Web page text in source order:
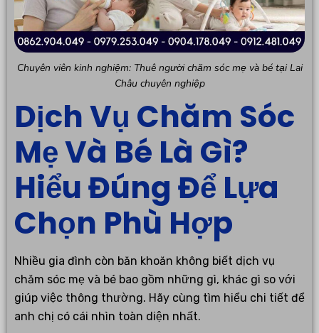
Chuyên viên kinh nghiệm: Thuê người chăm sóc mẹ và bé tại Lai
Châu chuyên nghiệp
Dịch Vụ Chăm Sóc
Mẹ Và Bé Là Gì?
Hiểu Đúng Để Lựa
Chọn Phù Hợp
Nhiều gia đình còn băn khoăn không biết dịch vụ
chăm sóc mẹ và bé bao gồm những gì, khác gì so với
giúp việc thông thường. Hãy cùng tìm hiểu chi tiết để
anh chị có cái nhìn toàn diện nhất.